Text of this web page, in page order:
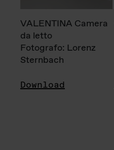
VALENTINA Camera
da letto
Fotografo: Lorenz
Sternbach
Download